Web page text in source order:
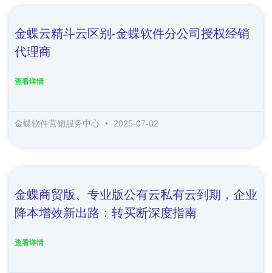
金蝶云精斗云区别-金蝶软件分公司授权经销
代理商
查看详情
金蝶软件营销服务中心 2025-07-02
金蝶商贸版、专业版公有云私有云到期，企业
降本增效新出路：转买断深度指南
查看详情